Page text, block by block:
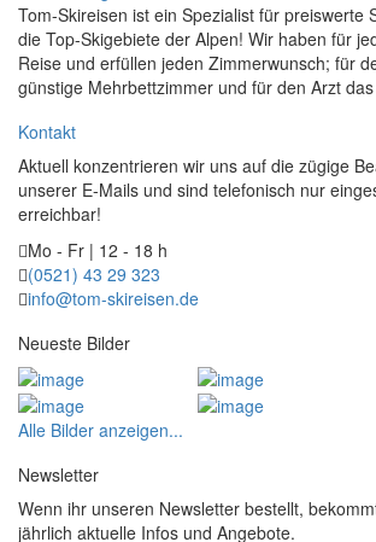
Tom-Skireisen ist ein Spezialist für preiswerte
die Top-Skigebiete der Alpen! Wir haben für
Reise und erfüllen jeden Zimmerwunsch; für
günstige Mehrbettzimmer und für den Arzt
Kontakt
Aktuell konzentrieren wir uns auf die zügige
unserer E-Mails und sind telefonisch nur
erreichbar!
Mo - Fr | 12 - 18 h
(0521) 43 29 323
info@tom-skireisen.de
Neueste Bilder
Alle Bilder anzeigen...
Newsletter
Wenn ihr unseren Newsletter bestellt,
jährlich aktuelle Infos und Angebote.